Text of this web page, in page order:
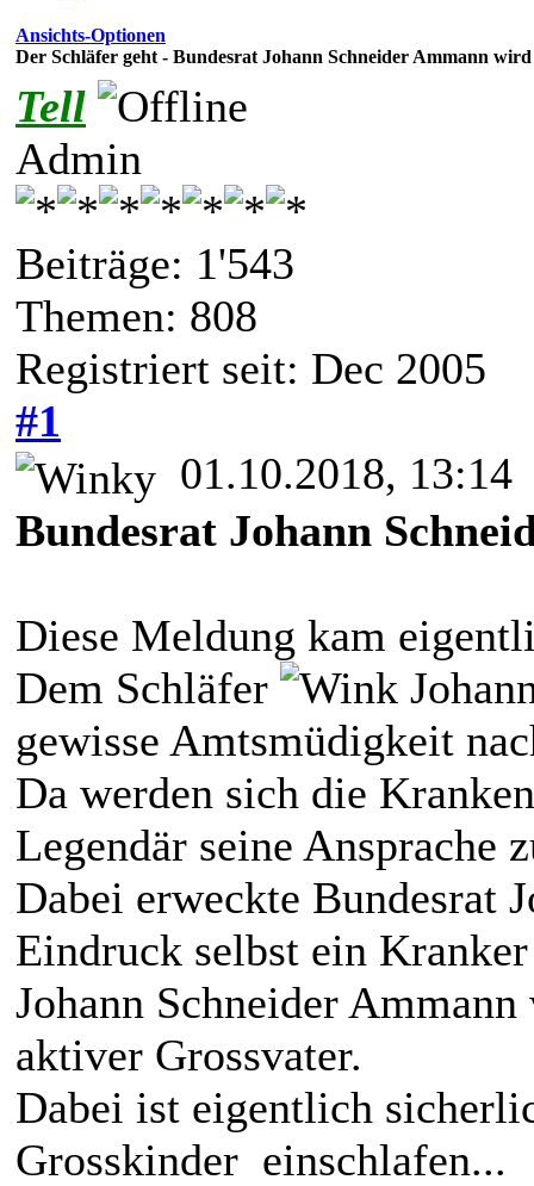
Ansichts-Optionen
Der Schläfer geht - Bundesrat Johann Schneider Ammann
Tell
Admin
Beiträge: 1'543
Themen: 808
Registriert seit: Dec 2005
#1
01.10.2018, 13:14
Bundesrat Johann
Diese Meldung kam
Dem Schläfer
gewisse Amtsmüdigkeit
Da werden sich die
Legendär seine Ansprache
Dabei erweckte Bundesrat
Eindruck selbst ein
Johann Schneider
aktiver Grossvater.
Dabei ist eigentlich
Grosskinder einschlafen...